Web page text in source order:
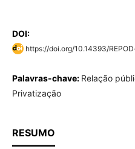
DOI:
https://doi.org/10.14393/
Palavras-chave: Relação
Privatização
RESUMO